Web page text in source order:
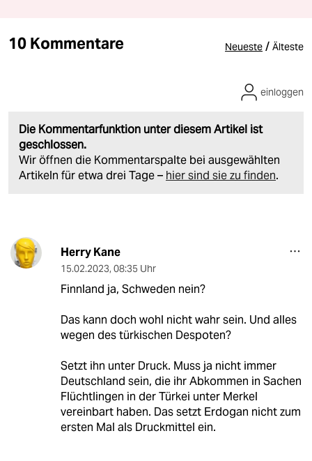
10 Kommentare Neueste / Älteste
Die Kommentarfunktion unter diesem Artikel ist
geschlossen.
Wir öffnen die Kommentarspalte bei ausgewählten
Artikeln für etwa drei Tage – hier sind sie zu finden.
einloggen
Herry Kane
15.02.2023, 08:35 Uhr
Finnland ja, Schweden nein?
Das kann doch wohl nicht wahr sein. Und alles
wegen des türkischen Despoten?
Setzt ihn unter Druck. Muss ja nicht immer
Deutschland sein, die ihr Abkommen in Sachen
Flüchtlingen in der Türkei unter Merkel
vereinbart haben. Das setzt Erdogan nicht zum
ersten Mal als Druckmittel ein.